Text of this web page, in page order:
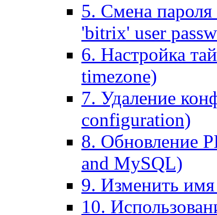
5. Смена пароля
'bitrix' user
6. Настройка
timezone)
7. Удаление
configuration)
8. Обновление
and MySQL)
9. Изменить имя
10.